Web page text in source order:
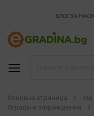
БЛОГЗА НАС
Основна страница
На
Огради и заграждения